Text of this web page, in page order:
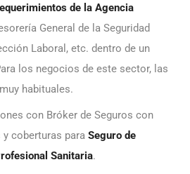
de la Agencia
General de la Seguridad
Laboral, etc. dentro de un
los negocios de este sector, las
habituales.
con Bróker de Seguros con
coberturas para Seguro de
Sanitaria.